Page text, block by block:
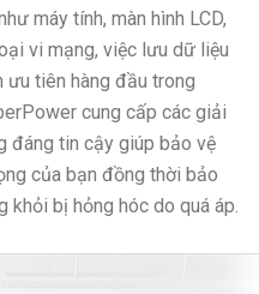
máy tính, màn hình LCD,
vi mạng, việc lưu dữ liệu
ưu tiên hàng đầu trong
cung cấp các giải
đáng tin cậy giúp bảo vệ
của bạn đồng thời bảo
khỏi bị hỏng hóc do quá áp.